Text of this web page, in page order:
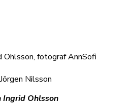
Ohlsson, fotograf AnnSofi
Nilsson
Ingrid Ohlsson